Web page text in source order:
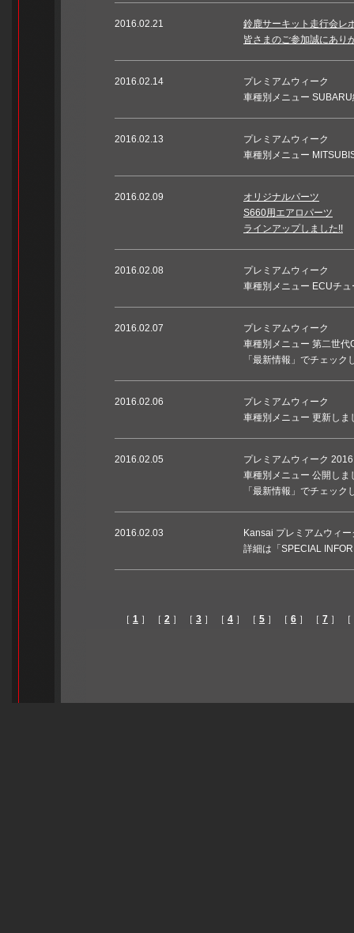
2016.02.21
鈴鹿サーキット走行会レ
皆さまのご参加誠にあり
2016.02.14
プレミアムウィーク
車種別メニュー
2016.02.13
プレミアムウィーク
車種別メニュー
2016.02.09
オリジナルパーツ
S660用エアロパーツ
ラインアップしました!!
2016.02.08
プレミアムウィーク
車種別メニュー ECUチ
2016.02.07
プレミアムウィーク
車種別メニュー 第二世代
「最新情報」でチェック
2016.02.06
プレミアムウィーク
車種別メニュー 更新しま
2016.02.05
プレミアムウィーク 2016
車種別メニュー 公開しま
「最新情報」でチェック
2016.02.03
Kansai プレミアムウィ
詳細は「SPECIAL
［ 1 ］ ［ 2 ］ ［ 3 ］ ［ 4 ］ ［ 5 ］ ［ 6 ］ ［ 7 ］ ［